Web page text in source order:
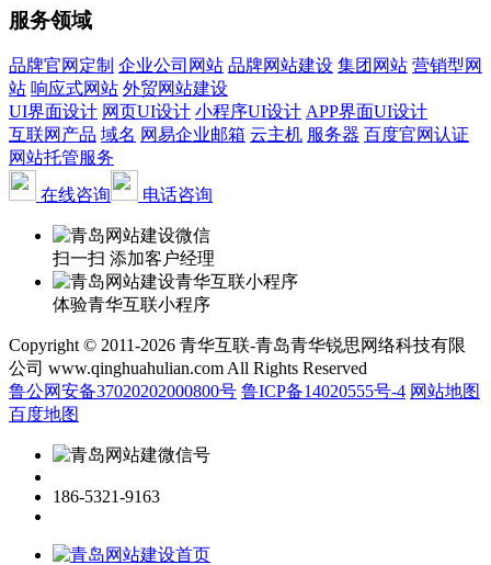
服务领域
品牌官网定制 企业公司网站 品牌网站建设 集团网站 营销型网
站 响应式网站 外贸网站建设
UI界面设计 网页UI设计 小程序UI设计 APP界面UI设计
互联网产品 域名 网易企业邮箱 云主机 服务器 百度官网认证
网站托管服务
在线咨询
电话咨询
扫一扫 添加客户经理
体验青华互联小程序
Copyright © 2011-2026 青华互联-青岛青华锐思网络科技有限
公司 www.qinghuahulian.com All Rights Reserved
鲁公网安备37020202000800号 鲁ICP备14020555号-4 网站地图
百度地图
186-5321-9163